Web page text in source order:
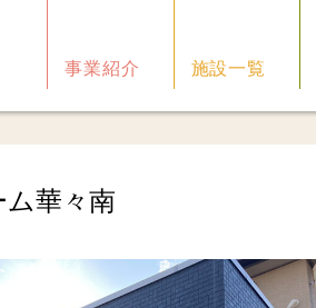
事業紹介 施設一覧
華々南